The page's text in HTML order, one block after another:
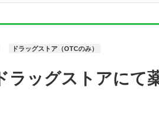
ドラッグストア（OTCのみ）
ラッグストアにて